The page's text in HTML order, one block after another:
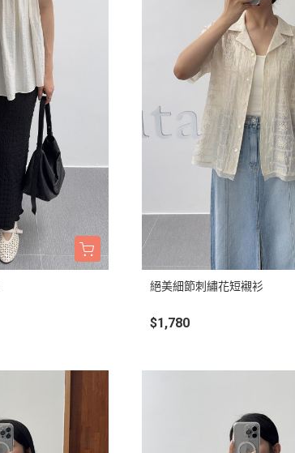
絕美細節刺繡花短襯衫
$1,780